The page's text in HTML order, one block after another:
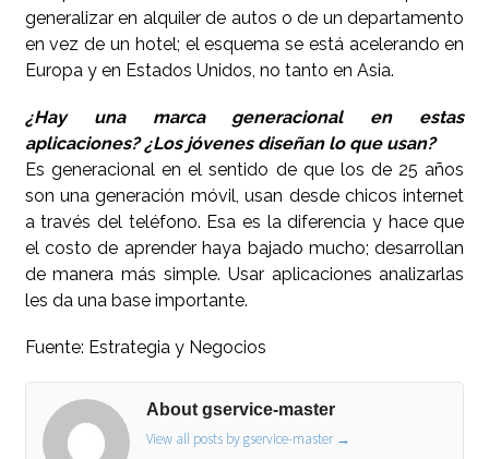
generalizar en alquiler de autos o de un departamento
en vez de un hotel; el esquema se está acelerando en
Europa y en Estados Unidos, no tanto en Asia.
¿Hay una marca generacional en estas
aplicaciones? ¿Los jóvenes diseñan lo que usan?
Es generacional en el sentido de que los de 25 años
son una generación móvil, usan desde chicos internet
a través del teléfono. Esa es la diferencia y hace que
el costo de aprender haya bajado mucho; desarrollan
de manera más simple. Usar aplicaciones analizarlas
les da una base importante.
Fuente: Estrategia y Negocios
About gservice-master
View all posts by gservice-master →